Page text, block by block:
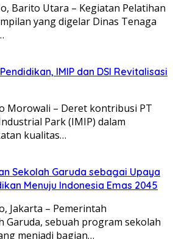
Barito Utara – Kegiatan Pelatihan
yang digelar Dinas Tenaga
IMIP dan DSI Revitalisasi
Morowali – Deret kontribusi PT
Park (IMIP) dalam
kualitas…
Sekolah Garuda sebagai Upaya
Menuju Indonesia Emas 2045
Jakarta – Pemerintah
Garuda, sebuah program sekolah
menjadi bagian…